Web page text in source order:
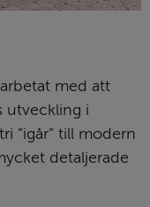
med att
utveckling i
”igår” till modern
detaljerade